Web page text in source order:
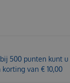
500 punten kunt u
van € 10,00